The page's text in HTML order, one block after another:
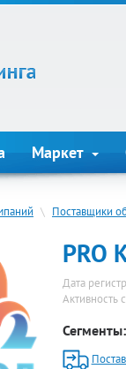
Маркет
\ Поставщики
PRO
Дата
Активность
Сегменты: